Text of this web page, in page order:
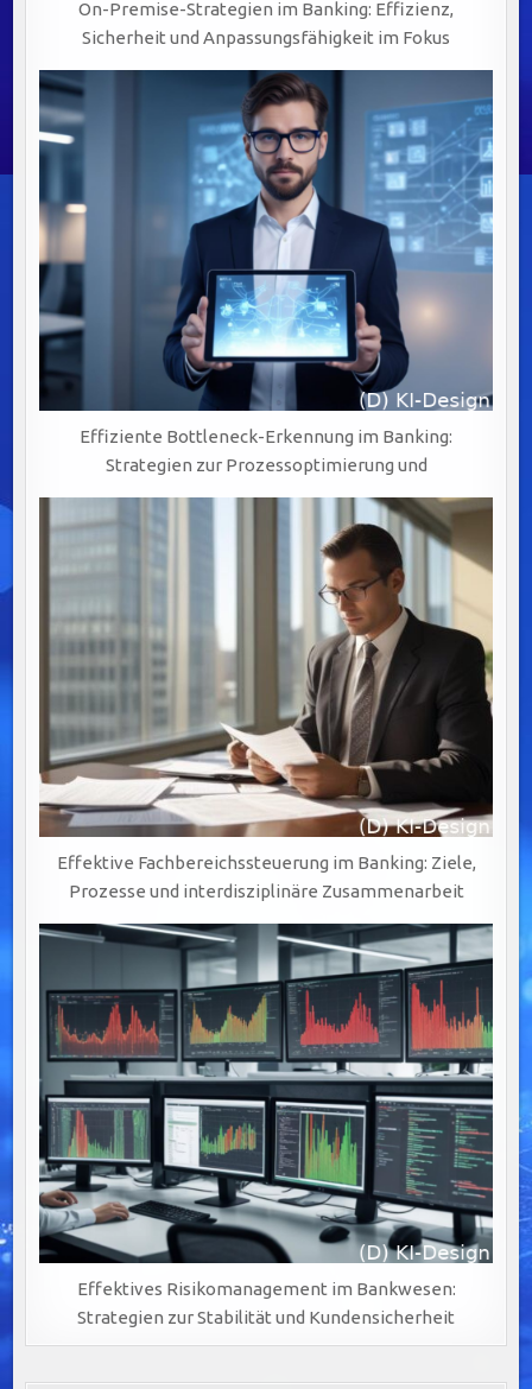
EFFEKTIVEM
BUSINESS
PROCESS
On-Premise-Strategien im Banking: Effizienz,
Sicherheit und Anpassungsfähigkeit im Fokus
Effiziente Bottleneck-Erkennung im Banking:
Strategien zur Prozessoptimierung und
Effektive Fachbereichssteuerung im Banking: Ziele,
Prozesse und interdisziplinäre Zusammenarbeit
Effektives Risikomanagement im Bankwesen:
Strategien zur Stabilität und Kundensicherheit